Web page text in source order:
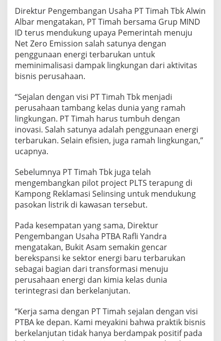
Direktur Pengembangan Usaha PT Timah Tbk Alwin
Albar mengatakan, PT Timah bersama Grup MIND
ID terus mendukung upaya Pemerintah menuju
Net Zero Emission salah satunya dengan
penggunaan energi terbarukan untuk
meminimalisasi dampak lingkungan dari aktivitas
bisnis perusahaan.
“Sejalan dengan visi PT Timah Tbk menjadi
perusahaan tambang kelas dunia yang ramah
lingkungan. PT Timah harus tumbuh dengan
inovasi. Salah satunya adalah penggunaan energi
terbarukan. Selain efisien, juga ramah lingkungan,”
ucapnya.
Sebelumnya PT Timah Tbk juga telah
mengembangkan pilot project PLTS terapung di
Kampong Reklamasi Selinsing untuk mendukung
pasokan listrik di kawasan tersebut.
Pada kesempatan yang sama, Direktur
Pengembangan Usaha PTBA Rafli Yandra
mengatakan, Bukit Asam semakin gencar
berekspansi ke sektor energi baru terbarukan
sebagai bagian dari transformasi menuju
perusahaan energi dan kimia kelas dunia
terintegrasi dan berkelanjutan.
“Kerja sama dengan PT Timah sejalan dengan visi
PTBA ke depan. Kami meyakini bahwa praktik bisnis
berkelanjutan tidak hanya berdampak positif pada